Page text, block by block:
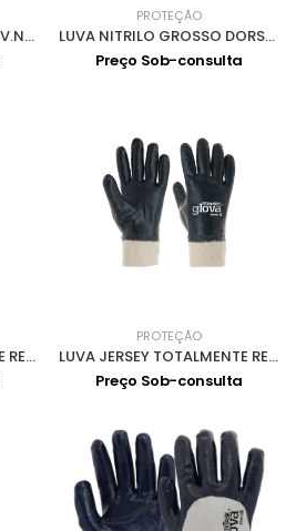
LUVA NYLON/SPANDEX REV.NITRILO FOAM MICROFILME 9 - 0701072
PROTEÇÃO
LUVA NITRILO GROSSO DORSO AREJADO PUNHO MALHA 0701060-8
Preço Sob-consulta
LUVA JERSEY TOTALMENTE REVESTIDA NITRILO 0701063-8
PROTEÇÃO
LUVA JERSEY TOTALMENTE REVESTIDA NITRILO 0701061-8
Preço Sob-consulta